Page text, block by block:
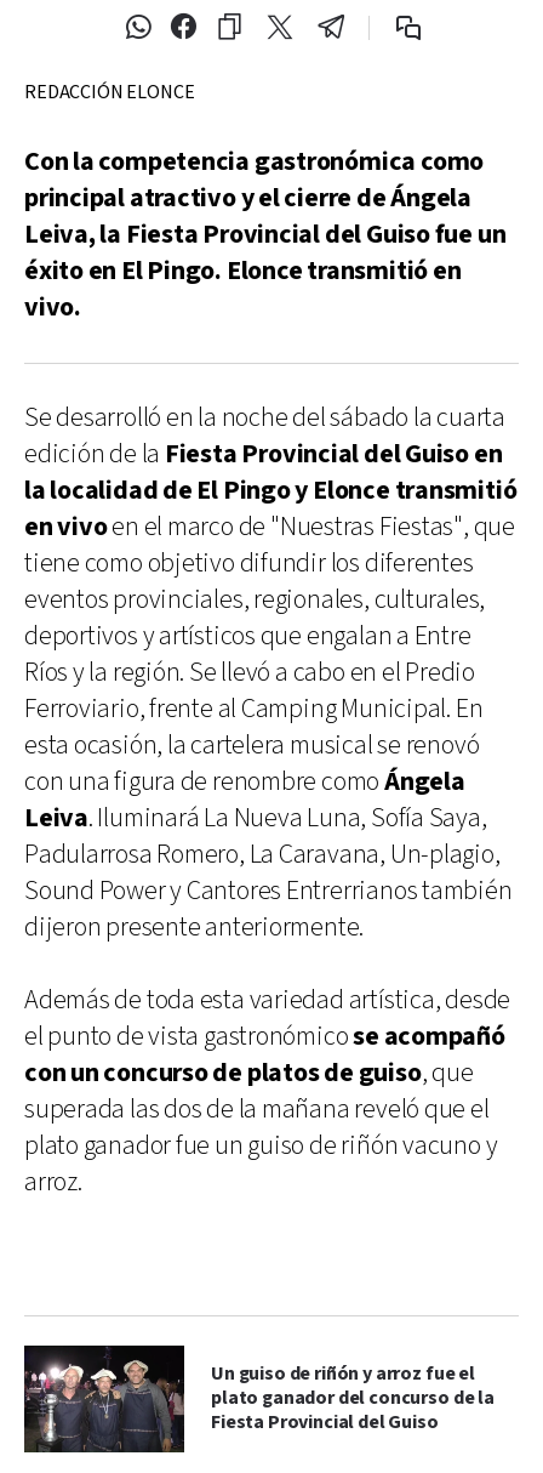
REDACCIÓN ELONCE
Con la competencia gastronómica como
principal atractivo y el cierre de Ángela
Leiva, la Fiesta Provincial del Guiso fue un
éxito en El Pingo. Elonce transmitió en
vivo.
Se desarrolló en la noche del sábado la cuarta
edición de la Fiesta Provincial del Guiso en
la localidad de El Pingo y Elonce transmitió
en vivoen el marco de "Nuestras Fiestas", que
tiene como objetivo difundir los diferentes
eventos provinciales, regionales, culturales,
deportivos y artísticos que engalan a Entre
Ríos y la región. Se llevó a cabo en el Predio
Ferroviario, frente al Camping Municipal. En
esta ocasión, la cartelera musical se renovó
con una figura de renombre comoÁngela
Leiva. Iluminará La Nueva Luna, Sofía Saya,
Padularrosa Romero, La Caravana, Un-plagio,
Sound Power y Cantores Entrerrianos también
dijeron presente anteriormente.
Además de toda esta variedad artística, desde
el punto de vista gastronómicose acompañó
con un concurso de platos de guiso, que
superada las dos de la mañana reveló que el
plato ganador fue un guiso de riñón vacuno y
arroz.
Un guiso de riñón y arroz fue el
plato ganador del concurso de la
Fiesta Provincial del Guiso